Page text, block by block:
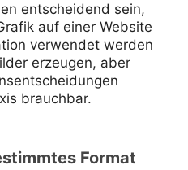
entscheidend sein,
auf einer Website
verwendet werden
erzeugen, aber
brauchbar.
Format